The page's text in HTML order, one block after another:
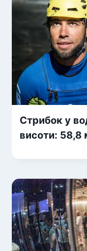
Стрибок у
висоти: 58,8